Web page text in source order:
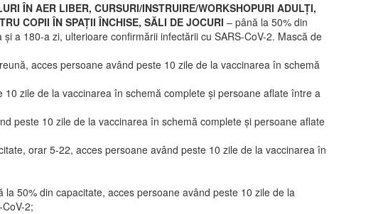
ÎN AER LIBER, CURSURI/INSTRUIRE/WORKSHOPURI ADULȚI,
COPII ÎN SPAȚII ÎNCHISE, SĂLI DE JOCURI – până la 50% din
a 180-a zi, ulterioare confirmării infectării cu SARS-CoV-2. Mască de
acces persoane având peste 10 zile de la vaccinarea în schemă
zile de la vaccinarea în schemă complete și persoane aflate între a
peste 10 zile de la vaccinarea în schemă complete și persoane aflate
orar 5-22, acces persoane având peste 10 zile de la vaccinarea în
50% din capacitate, acces persoane având peste 10 zile de la
2;